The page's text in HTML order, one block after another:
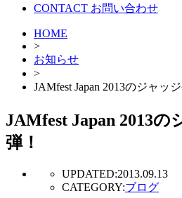
CONTACT お問い合わせ
HOME
>
お知らせ
>
JAMfest Japan 2013のジャッ
JAMfest Japan 2013の
弾！
UPDATED:2013.09.13
CATEGORY:ブログ